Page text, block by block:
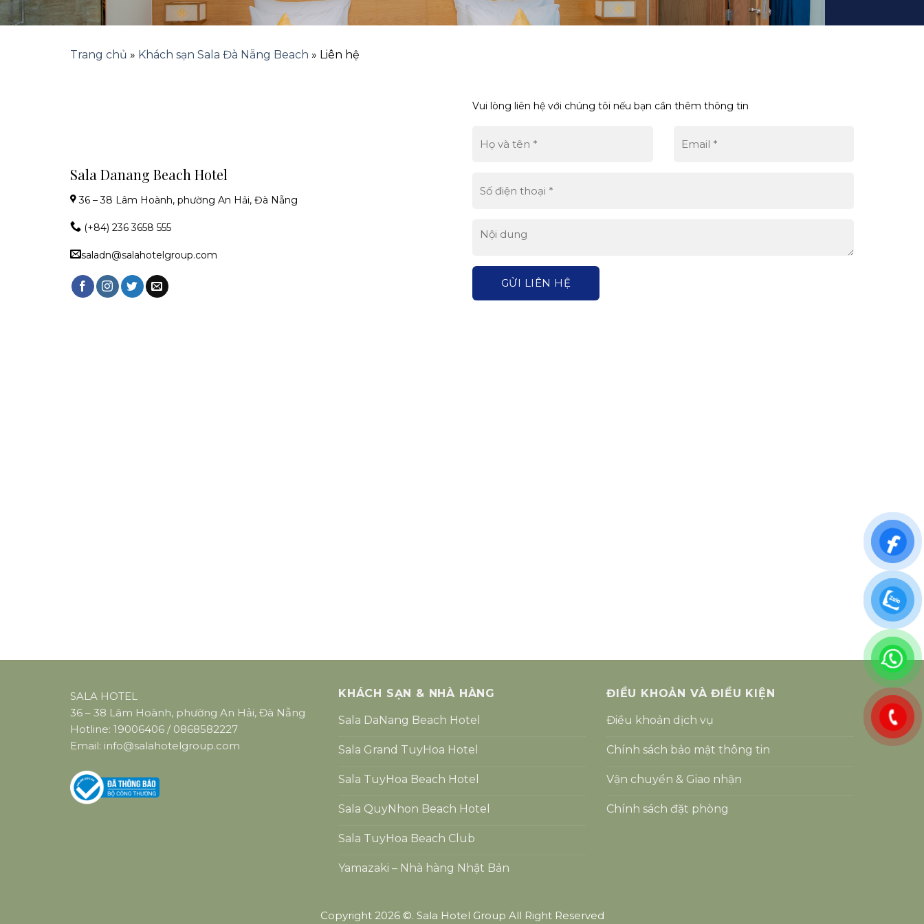
Trang chủ » Khách sạn Sala Đà Nẵng Beach » Liên hệ
Sala Danang Beach Hotel
36 – 38 Lâm Hoành, phường An Hải, Đà Nẵng
(+84) 236 3658 555
saladn@salahotelgroup.com
Vui lòng liên hệ với chúng tôi nếu bạn cần thêm thông tin
SALA HOTEL
36 – 38 Lâm Hoành, phường An Hải, Đà Nẵng
Hotline: 19006406 / 0868582227
Email: info@salahotelgroup.com
KHÁCH SẠN & NHÀ HÀNG
Sala DaNang Beach Hotel
Sala Grand TuyHoa Hotel
Sala TuyHoa Beach Hotel
Sala QuyNhon Beach Hotel
Sala TuyHoa Beach Club
Yamazaki – Nhà hàng Nhật Bản
ĐIỀU KHOẢN VÀ ĐIỀU KIỆN
Điều khoản dịch vụ
Chính sách bảo mật thông tin
Vận chuyển & Giao nhận
Chính sách đặt phòng
Copyright 2026 ©. Sala Hotel Group All Right Reserved